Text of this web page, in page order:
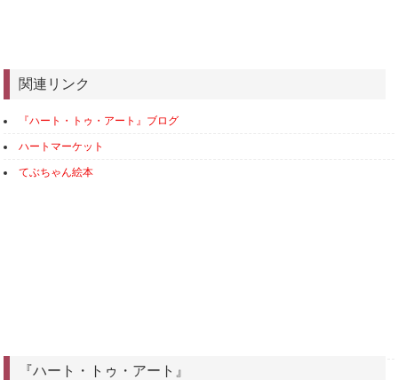
関連リンク
『ハート・トゥ・アート』ブログ
ハートマーケット
てぶちゃん絵本
『ハート・トゥ・アート』